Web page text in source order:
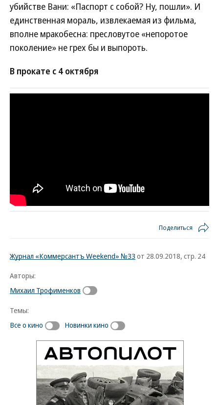
убийстве Вани: «Паспорт с собой? Ну, пошли». И
единственная мораль, извлекаемая из фильма,
вполне мракобесна: пресловутое «непоротое
поколение» не грех бы и выпороть.
В прокате с 4 октября
Поделиться
Журнал «Коммерсантъ Weekend» №33 от 28.09.2018, стр. 24
Авторы:
Михаил Трофименков
Темы:
Все о кино
Новинки кино